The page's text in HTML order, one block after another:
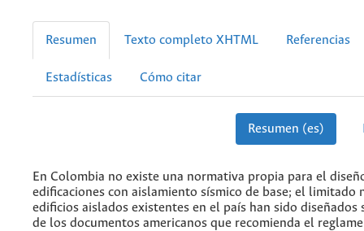
Resumen Texto completo XHTML Referencias
Estadísticas Cómo citar
Resumen (es)
En Colombia no existe una normativa propia para el
edificaciones con aislamiento sísmico de base; el limitado
edificios aislados existentes en el país han sido diseñados
de los documentos americanos que recomienda el